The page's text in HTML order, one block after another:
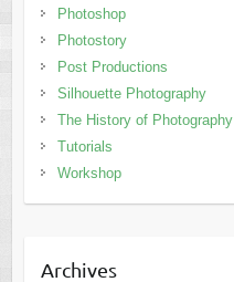
Photoshop
Photostory
Post Productions
Silhouette Photography
The History of Photography
Tutorials
Workshop
Archives